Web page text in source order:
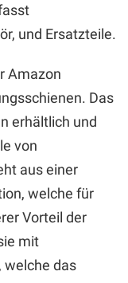
und Ersatzteile.
Amazon
Das
erhältlich und
von
aus einer
welche für
Vorteil der
mit
das